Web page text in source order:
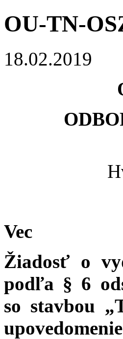
OU-TN-
18.02.2019
Vec
Žiadosť o
podľa § 6
so stavbou